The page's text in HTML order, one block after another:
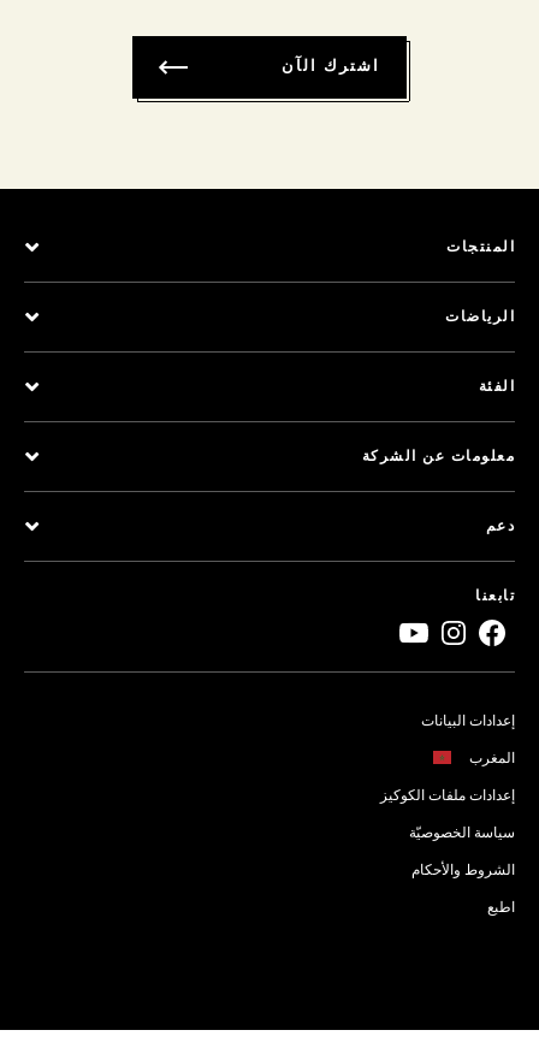
اشترك الآن
المنتجات
الرياضات
الفئة
معلومات عن الشركة
دعم
تابعنا
إعدادات البيانات
المغرب
إعدادات ملفات الكوكيز
سياسة الخصوصيّة
الشروط والأحكام
اطبع